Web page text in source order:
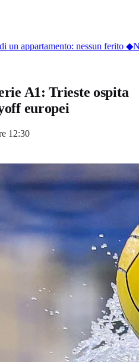
un appartamento: nessun ferito ◆
A1: Trieste ospita
europei
12:30